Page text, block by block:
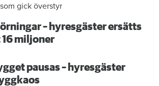
gick överstyr
– hyresgäster ersätts
miljoner
pausas – hyresgäster